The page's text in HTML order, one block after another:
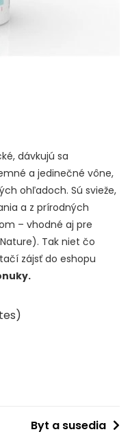
dávkujú sa
a jedinečné vône,
ohľadoch. Sú svieže,
a z prírodných
– vhodné aj pre
Tak niet čo
zájsť do eshopu
Byt a susedia